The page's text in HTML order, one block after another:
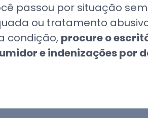
passou por situação
ou tratamento
condição, procure o
e indenizações por